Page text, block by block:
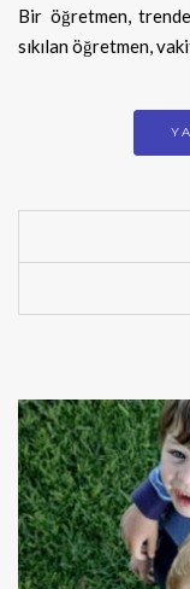
Bir öğretmen,
sıkılan öğretmen,